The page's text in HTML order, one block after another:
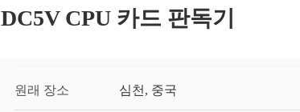
DC5V CPU 카드 판독기
원래 장소 심천, 중국